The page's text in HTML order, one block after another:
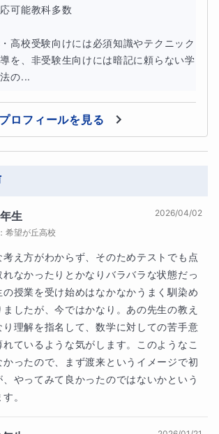
使用教材
学校の課題、その他学校の授業で使用し
て授業を進めていきます。そのため、写
って、これらの資料をご提供いただく必
で、ご協力をお願いいたします。
すでに持っている教材か、こちらで作成
り組んでもらいますので、新たに教材を
要はございません。
指導日について
より週2回 のペースを目安に実施いた
希望によっては 試験2週間以上前からの
授業も検討いたします（追加授業につき
として1コマ（60分）あたり4500円を
応可能教科多数
高校受験向けには必須知識やテクニック
を、非受験生向けには暗記に頼らない学
の...
プロフィールを見る
生
希望が丘高校
2026/04/02
え方がわからず、そのためテストでも点
なかったりとかなりバラバラな状態だっ
の授業を受け始めはなかなかうまく馴染め
したが、今ではかなり。あの先生の教え
理解を指名して、数学に対しての苦手意
ているような気がします。このようなこ
かったので、まず渡来というイメージで初
やってみて良かったのではないかという
。